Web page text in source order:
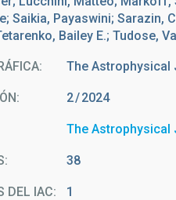
Saikia, Payaswini; Sarazin,
Bailey E.; Tudose,
The Astrophysical
2 2024
The Astrophysical
38
DEL IAC 1